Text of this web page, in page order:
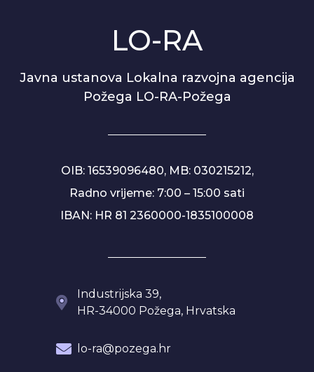
LO-RA
Javna ustanova Lokalna razvojna agencija
Požega LO-RA-Požega
OIB: 16539096480, MB: 030215212,
Radno vrijeme: 7:00 – 15:00 sati
IBAN: HR 81 2360000-1835100008
Industrijska 39,
HR-34000 Požega, Hrvatska
lo-ra@pozega.hr